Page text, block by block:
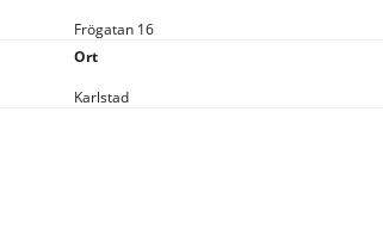
Frögatan 16
Ort
Karlstad